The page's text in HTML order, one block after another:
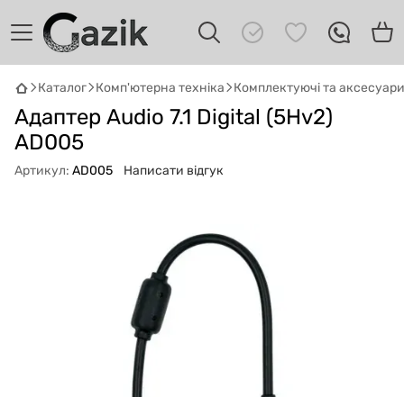
Каталог Комп'ютерна техніка Комплектуючі та аксесуари
Адаптер Audio 7.1 Digital (5Hv2)
AD005
Артикул: AD005 Написати відгук
Онлайн · пошук техніки
Привіт! 👋 Я Gazik AI — допоможу